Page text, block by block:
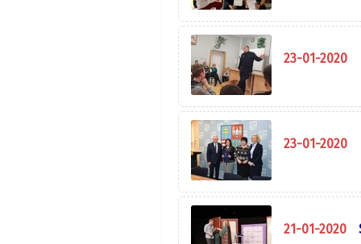
23-01-2020
23-01-2020
21-01-2020